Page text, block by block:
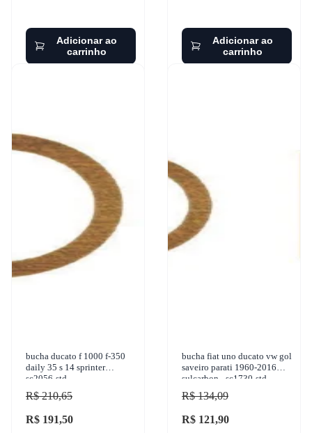
Adicionar ao
carrinho
Adicionar ao
carrinho
bucha ducato f 1000 f-350
daily 35 s 14 sprinter
sc2056-std
R$ 210,65
R$ 191,50
bucha fiat uno ducato vw gol
saveiro parati 1960-2016
sulcarbon - sc1730-std
R$ 134,09
R$ 121,90